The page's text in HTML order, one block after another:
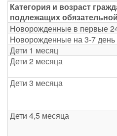
Категория и возраст
подлежащих
Новорожденные в первые
Новорожденные на 3-7 день
Дети 1 месяц
Дети 2 месяца
Дети 3 месяца
Дети 4,5 месяца